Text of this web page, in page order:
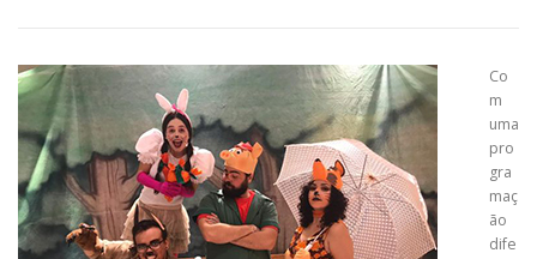
Co
m
uma
pro
gra
maç
ão
dife